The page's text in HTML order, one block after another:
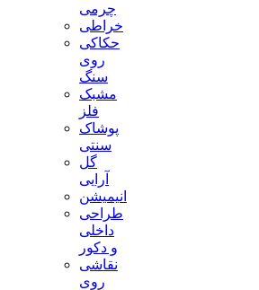
چرمی
خراطی
حکاکی
روی
سنگ
مشبک
فلز
پوشاک
سنتی
گل
آرایی
انیمیشن
طراحی
داخلی
و دکور
نقاشی
روی